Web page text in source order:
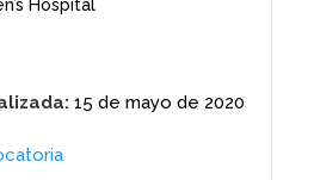
Hospital
15 de mayo de 2020